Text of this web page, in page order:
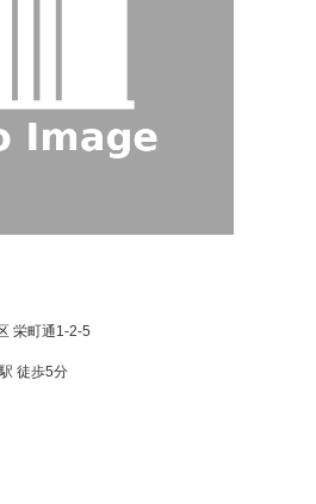
栄町通1-2-5
徒歩5分